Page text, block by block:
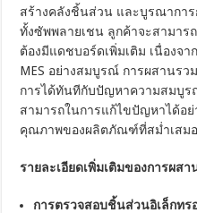
สร้างคลังชิ้นส่วน และบูรณากา
ทั้งซัพพลายเชน ลูกค้าจะสามาร
ต้องมีแดชบอร์ดเพิ่มเติม เนื่องจ
MES อย่างสมบูรณ์ การผสานร
การได้ทันทีกับปัญหาความสมบู
สามารถในการแก้ไขปัญหาได้อ
คุณภาพของผลิตภัณฑ์ที่สม่ำเสมอ
รายละเอียดเพิ่มเติมของการผสา
การตรวจสอบชิ้นส่วนอิเล็กทร